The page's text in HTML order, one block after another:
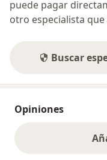
puede pagar
otro especialista
Buscar
Opiniones